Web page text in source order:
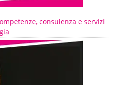
consulenza e servizi